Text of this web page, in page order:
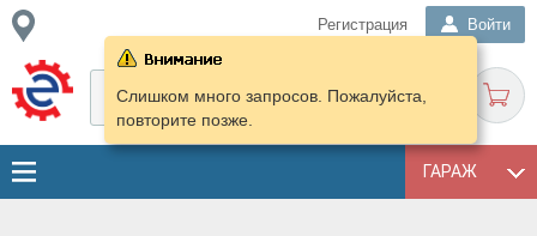
Регистрация Войти
ГАРАЖ
Слишком много запросов. Пожалуйста,
повторите позже.